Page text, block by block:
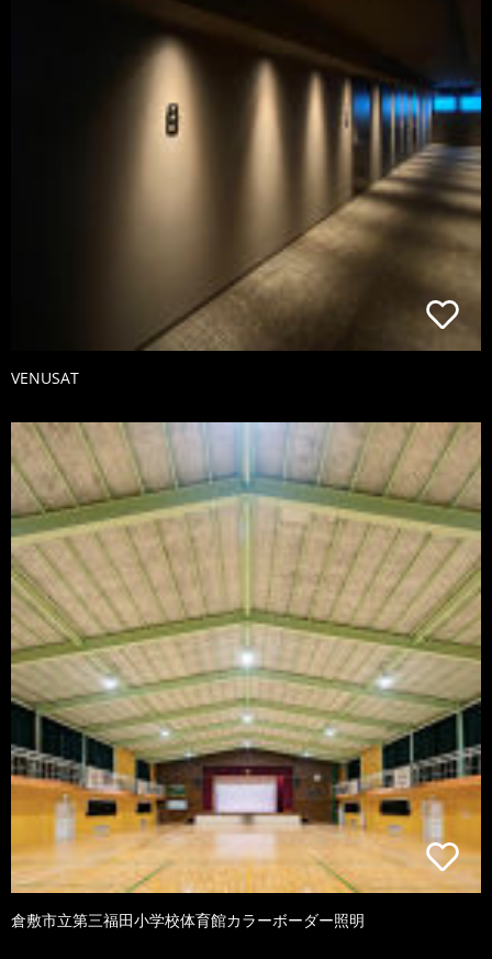
VENUSAT
倉敷市立第三福田小学校体育館カラーボーダー照明